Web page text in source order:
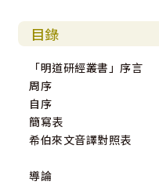
目錄
「明道研經叢書」序言
周序
自序
簡寫表
希伯來文音譯對照表
導論